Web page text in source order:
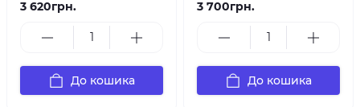
3 620грн.
До кошика
3 700грн.
До кошика